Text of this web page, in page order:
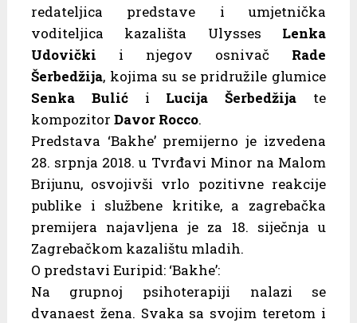
redateljica predstave i umjetnička
voditeljica kazališta Ulysses Lenka
Udovički i njegov osnivač Rade
Šerbedžija, kojima su se pridružile glumice
Senka Bulići Lucija Šerbedžija te
kompozitor Davor Rocco.
Predstava ‘Bakhe’ premijerno je izvedena
28. srpnja 2018. u Tvrđavi Minor na Malom
Brijunu, osvojivši vrlo pozitivne reakcije
publike i službene kritike, a zagrebačka
premijera najavljena je za 18. siječnja u
Zagrebačkom kazalištu mladih.
O predstavi Euripid: ‘Bakhe’:
Na grupnoj psihoterapiji nalazi se
dvanaest žena. Svaka sa svojim teretom i